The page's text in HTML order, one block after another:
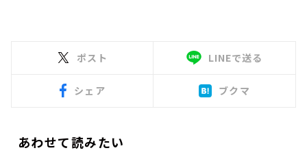
ポスト LINEで送る
シェア ブクマ
あわせて読みたい